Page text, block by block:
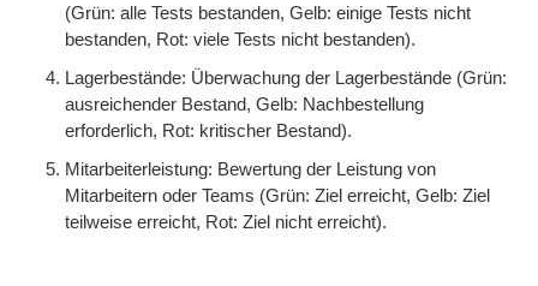
(Grün: alle Tests bestanden, Gelb: einige Tests nicht
bestanden, Rot: viele Tests nicht bestanden).
Lagerbestände: Überwachung der Lagerbestände (Grün:
ausreichender Bestand, Gelb: Nachbestellung
erforderlich, Rot: kritischer Bestand).
Mitarbeiterleistung: Bewertung der Leistung von
Mitarbeitern oder Teams (Grün: Ziel erreicht, Gelb: Ziel
teilweise erreicht, Rot: Ziel nicht erreicht).